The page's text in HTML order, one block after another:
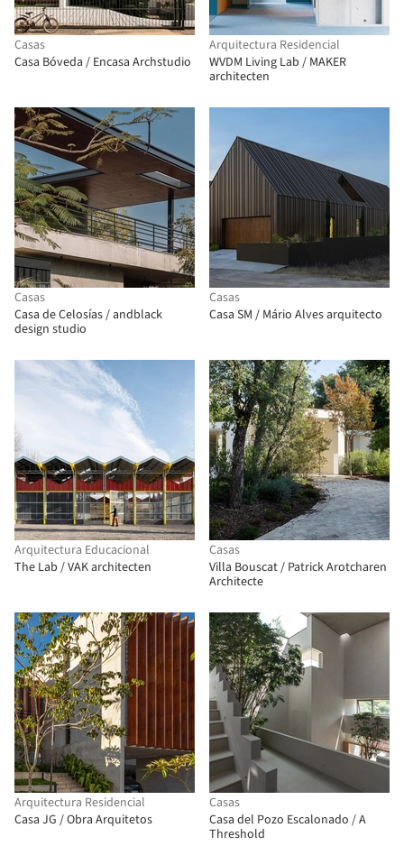
Casas
Casa Bóveda / Encasa Archstudio
Arquitectura Residencial
WVDM Living Lab / MAKER
architecten
Casas
Casa de Celosías / andblack
design studio
Casas
Casa SM / Mário Alves arquitecto
Arquitectura Educacional
The Lab / VAK architecten
Casas
Villa Bouscat / Patrick Arotcharen
Architecte
Arquitectura Residencial
Casa JG / Obra Arquitetos
Casas
Casa del Pozo Escalonado / A
Threshold